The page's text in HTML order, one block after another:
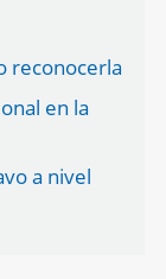
reconocerla
en la
a nivel